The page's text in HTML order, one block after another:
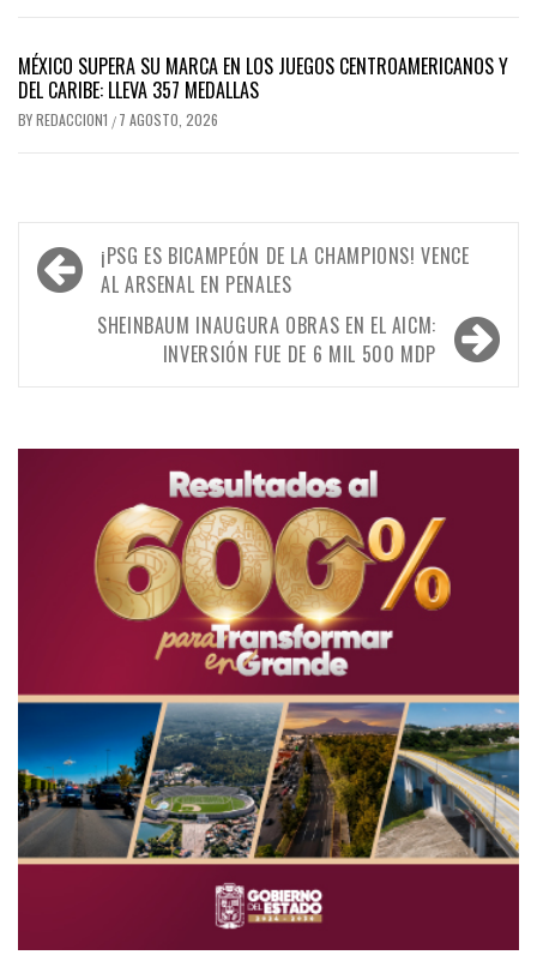
MÉXICO SUPERA SU MARCA EN LOS JUEGOS CENTROAMERICANOS Y
DEL CARIBE: LLEVA 357 MEDALLAS
BYREDACCION1 / 7 AGOSTO, 2026
Navegación
de
entradas
¡PSG ES BICAMPEÓN DE LA CHAMPIONS! VENCE
AL ARSENAL EN PENALES
SHEINBAUM INAUGURA OBRAS EN EL AICM:
INVERSIÓN FUE DE 6 MIL 500 MDP